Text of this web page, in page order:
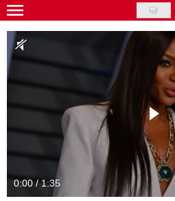
Skip
to
main
content
Gwiazdy
Ludzie
Styl życia
Kultura
0:00 / 1:35